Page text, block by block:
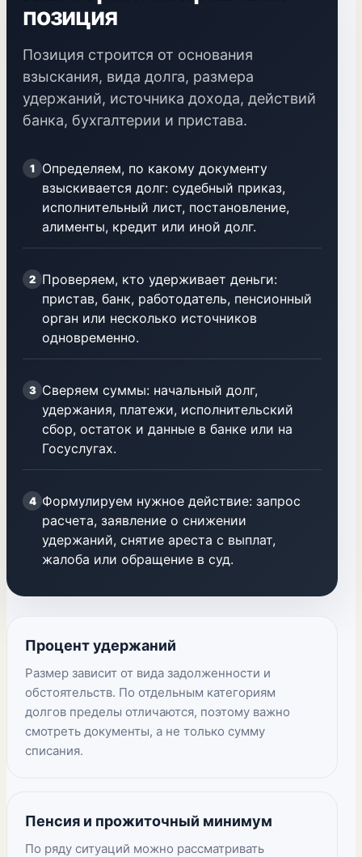
позиция
Позиция строится от основания
взыскания, вида долга, размера
удержаний, источника дохода, действий
банка, бухгалтерии и пристава.
1
Определяем, по какому документу
взыскивается долг: судебный приказ,
исполнительный лист, постановление,
алименты, кредит или иной долг.
2 Проверяем, кто удерживает деньги:
пристав, банк, работодатель, пенсионный
орган или несколько источников
одновременно.
3 Сверяем суммы: начальный долг,
удержания, платежи, исполнительский
сбор, остаток и данные в банке или на
Госуслугах.
4 Формулируем нужное действие: запрос
расчета, заявление о снижении
удержаний, снятие ареста с выплат,
жалоба или обращение в суд.
Процент удержаний
Размер зависит от вида задолженности и
обстоятельств. По отдельным категориям
долгов пределы отличаются, поэтому важно
смотреть документы, а не только сумму
списания.
Пенсия и прожиточный минимум
По ряду ситуаций можно рассматривать